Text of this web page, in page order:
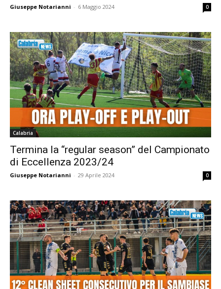
Giuseppe Notarianni - 6 Maggio 2024 0
Calabria
Termina la “regular season” del Campionato
di Eccellenza 2023/24
Giuseppe Notarianni - 29 Aprile 2024 0